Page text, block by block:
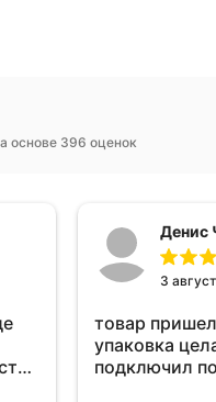
основе 396 оценок
Денис
3
товар
упаковка
подключил